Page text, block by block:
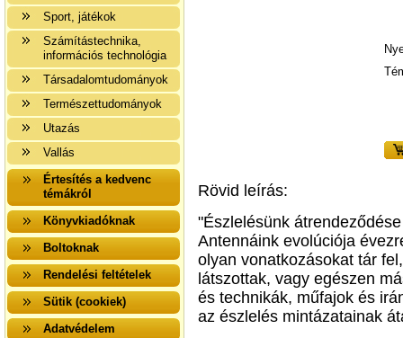
Sport, játékok
Számítástechnika,
információs technológia
Társadalomtudományok
Természettudományok
Utazás
Vallás
Értesítés a kedvenc
témákról
Könyvkiadóknak
Boltoknak
Rendelési feltételek
Sütik (cookiek)
Adatvédelem
Rövid leírás:
"Észlelésünk
Antennáink evolúciója
olyan vonatkozásokat tár
látszottak, vagy egészen
és technikák, műfajok és
az észlelés mintázatainak